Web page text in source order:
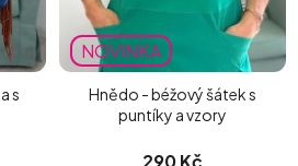
s
NOVINKA
Hnědo - béžový šátek s
puntíky a vzory
290 Kč